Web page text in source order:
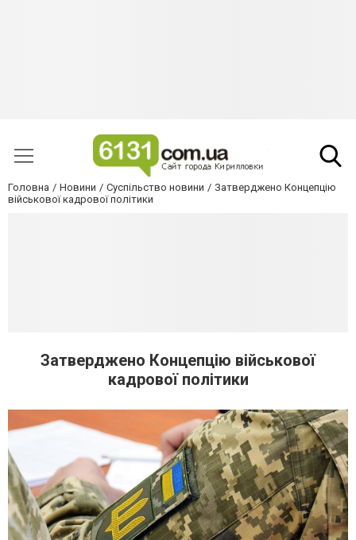
Головна Новини Суспільство новини
Затверджено Концепцію
військової кадрової політики
Затверджено Концепцію військової
кадрової політики